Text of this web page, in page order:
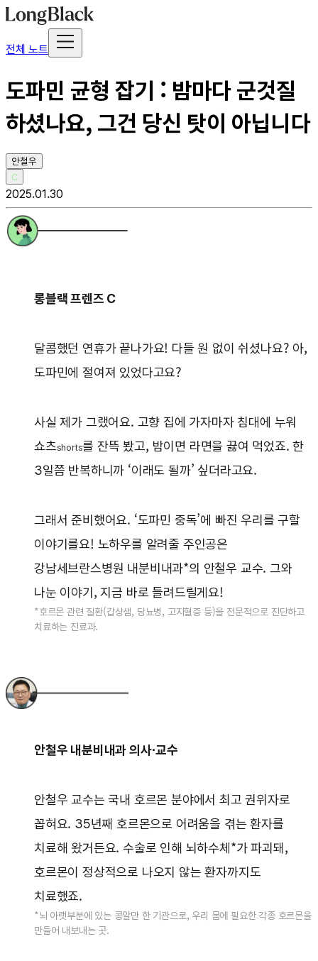
전체 노트
도파민 균형 잡기 : 밤마다 군것질
하셨나요, 그건 당신 탓이 아닙니다
안철우
C
2025.01.30
롱블랙 프렌즈 C
달콤했던 연휴가 끝나가요! 다들 원 없이 쉬셨나요? 아,
도파민에 절여져 있었다고요?
사실 제가 그랬어요. 고향 집에 가자마자 침대에 누워
쇼츠shorts를 잔뜩 봤고, 밤이면 라면을 끓여 먹었죠. 한
3일쯤 반복하니까 ‘이래도 될까’ 싶더라고요.
그래서 준비했어요. ‘도파민 중독’에 빠진 우리를 구할
이야기를요! 노하우를 알려줄 주인공은
강남세브란스병원 내분비내과*의 안철우 교수. 그와
나눈 이야기, 지금 바로 들려드릴게요!
*호르몬 관련 질환(갑상샘, 당뇨병, 고지혈증 등)을 전문적으로 진단하고
치료하는 진료과.
안철우 내분비내과 의사·교수
안철우 교수는 국내 호르몬 분야에서 최고 권위자로
꼽혀요. 35년째 호르몬으로 어려움을 겪는 환자를
치료해 왔거든요. 수술로 인해 뇌하수체*가 파괴돼,
호르몬이 정상적으로 나오지 않는 환자까지도
치료했죠.
*뇌 아랫부분에 있는 콩알만 한 기관으로, 우리 몸에 필요한 각종 호르몬을
만들어 내보내는 곳.